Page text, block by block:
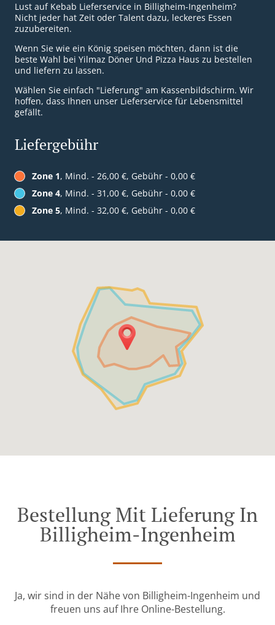
Lust auf Kebab Lieferservice in Billigheim-Ingenheim?
Nicht jeder hat Zeit oder Talent dazu, leckeres Essen
zuzubereiten.
Wenn Sie wie ein König speisen möchten, dann ist die
beste Wahl bei Yilmaz Döner Und Pizza Haus zu bestellen
und liefern zu lassen.
Wählen Sie einfach "Lieferung" am Kassenbildschirm. Wir
hoffen, dass Ihnen unser Lieferservice für Lebensmittel
gefällt.
Liefergebühr
Zone 1, Mind. - 26,00 €, Gebühr - 0,00 €
Zone 4, Mind. - 31,00 €, Gebühr - 0,00 €
Zone 5, Mind. - 32,00 €, Gebühr - 0,00 €
Bestellung Mit Lieferung In
Billigheim-Ingenheim
Ja, wir sind in der Nähe von Billigheim-Ingenheim und
freuen uns auf Ihre Online-Bestellung.